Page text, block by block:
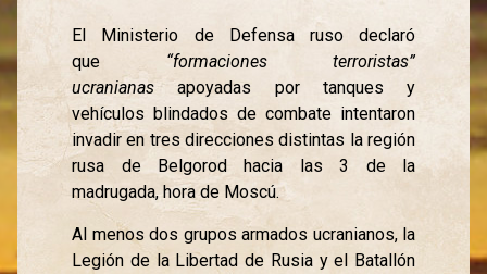
El Ministerio de Defensa ruso declaró
que “formaciones terroristas”
ucranianas apoyadas por tanques y
vehículos blindados de combate intentaron
invadir en tres direcciones distintas la región
rusa de Belgorod hacia las 3 de la
madrugada, hora de Moscú.
Al menos dos grupos armados ucranianos, la
Legión de la Libertad de Rusia y el Batallón